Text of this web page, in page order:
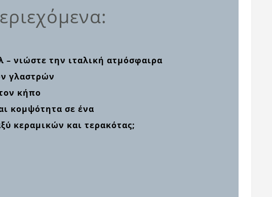
– νιώστε την ιταλική ατμόσφαιρα
γλαστρών
κήπο
κομψότητα σε ένα
κεραμικών και τερακότας;